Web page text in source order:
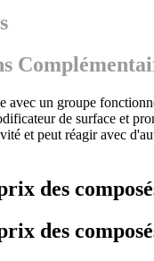
avec un groupe
de surface et
et peut réagir avec
des
des